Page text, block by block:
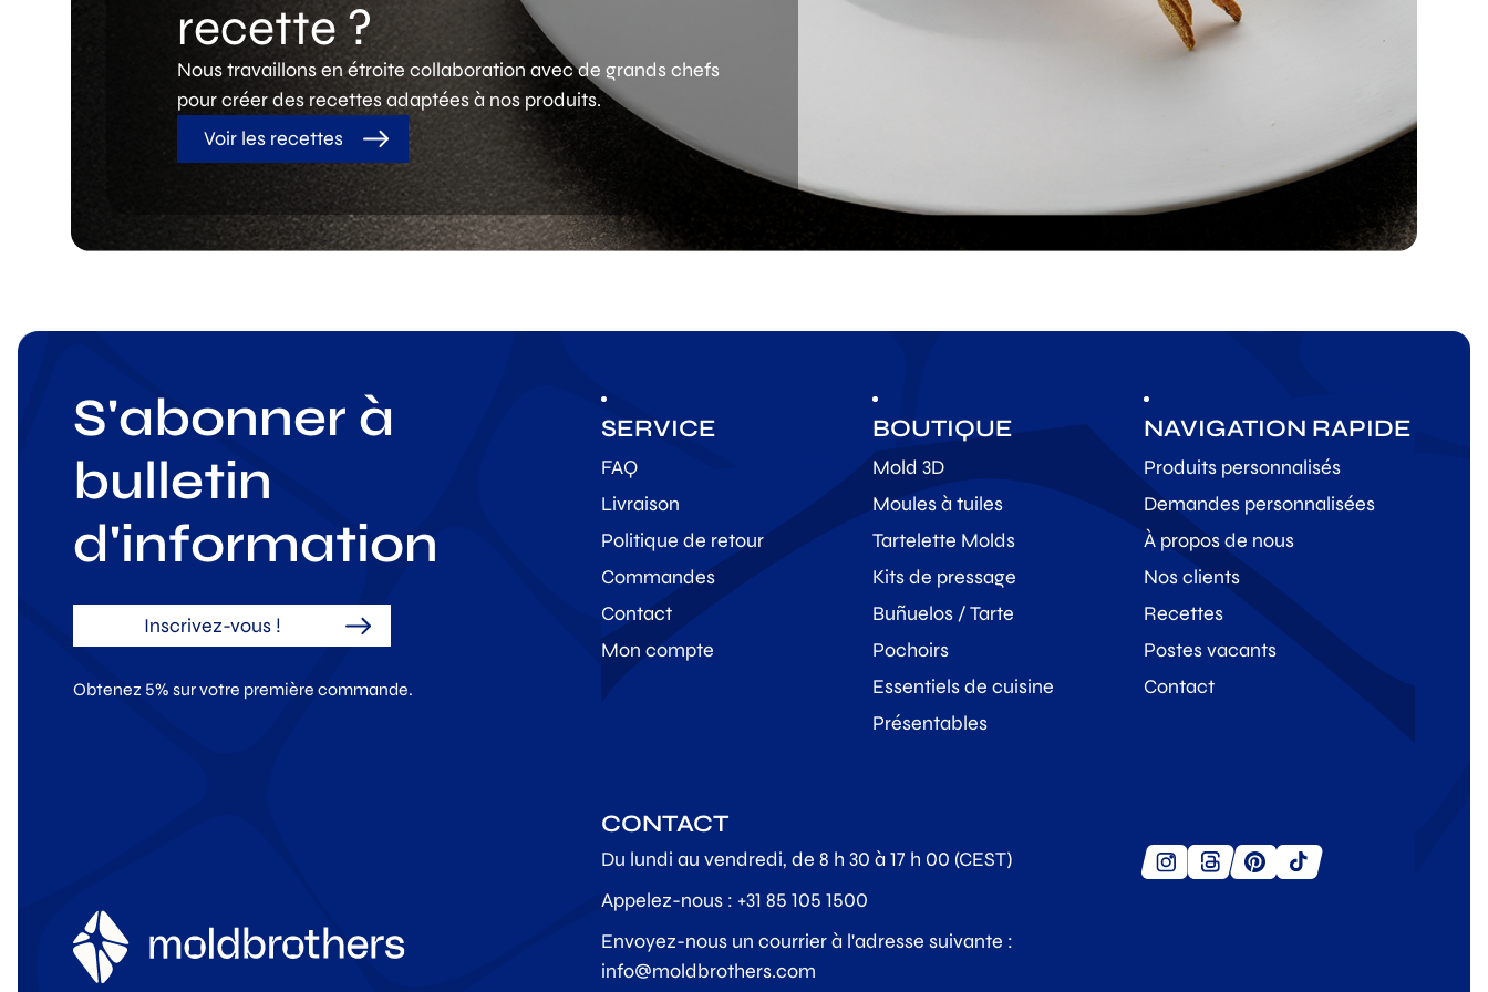
recette ?
Nous travaillons en étroite collaboration avec de grands chefs
pour créer des recettes adaptées à nos produits.
Voir les recettes
S'abonner à
bulletin
d'information
Inscrivez-vous !
Obtenez 5% sur votre première commande.
SERVICE
FAQ
Livraison
Politique de retour
Commandes
Contact
Mon compte
BOUTIQUE
Mold 3D
Moules à tuiles
Tartelette Molds
Kits de pressage
Buñuelos / Tarte
Pochoirs
Essentiels de cuisine
Présentables
NAVIGATION RAPIDE
Produits personnalisés
Demandes personnalisées
À propos de nous
Nos clients
Recettes
Postes vacants
Contact
CONTACT
Du lundi au vendredi, de 8 h 30 à 17 h 00 (CEST)
Appelez-nous : +31 85 105 1500
Envoyez-nous un courrier à l'adresse suivante :
info@moldbrothers.com